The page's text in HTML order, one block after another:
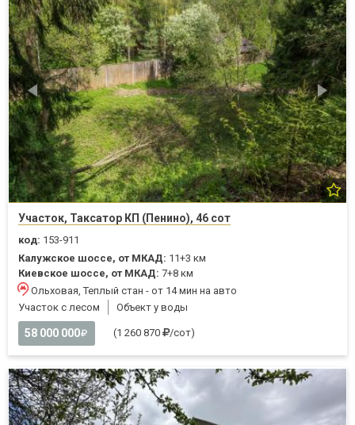
Участок, Таксатор КП (Пенино), 46 сот
код: 153-911
Калужское шоссе, от МКАД: 11+3 км
Киевское шоссе, от МКАД: 7+8 км
Ольховая, Теплый стан - от 14 мин на авто
Участок с лесом
Объект у воды
58 000 000 (1 260 870 /сот)